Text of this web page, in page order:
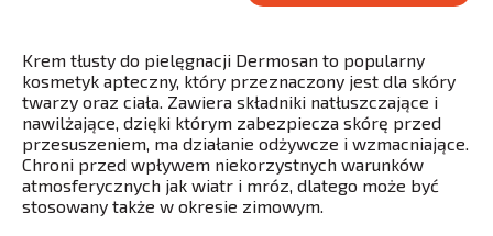
Krem tłusty do pielęgnacji Dermosan to popularny
kosmetyk apteczny, który przeznaczony jest dla skóry
twarzy oraz ciała. Zawiera składniki natłuszczające i
nawilżające, dzięki którym zabezpiecza skórę przed
przesuszeniem, ma działanie odżywcze i wzmacniające.
Chroni przed wpływem niekorzystnych warunków
atmosferycznych jak wiatr i mróz, dlatego może być
stosowany także w okresie zimowym.